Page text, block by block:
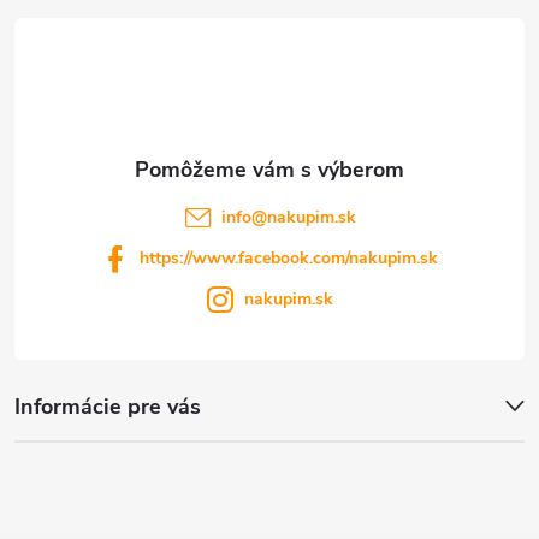
Informácie pre vás
info@nakupim.sk
https://www.facebook.com/nakupim.sk
nakupim.sk